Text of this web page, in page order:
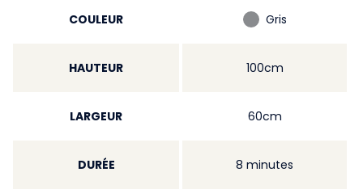
COULEUR Gris
HAUTEUR 100cm
LARGEUR 60cm
DURÉE 8 minutes